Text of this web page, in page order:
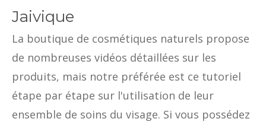
Jaivique
La boutique de cosmétiques naturels propose
de nombreuses vidéos détaillées sur les
produits, mais notre préférée est ce tutoriel
étape par étape sur l'utilisation de leur
ensemble de soins du visage. Si vous possédez